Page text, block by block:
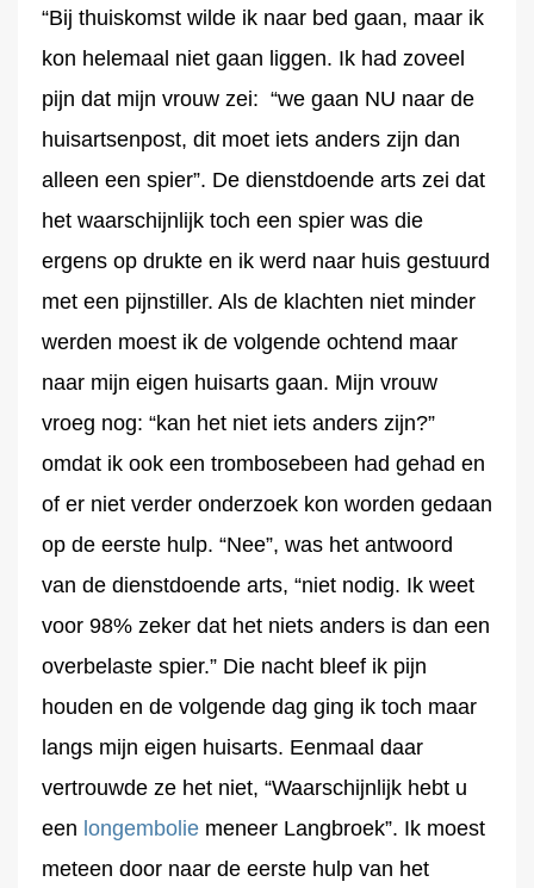
“Bij thuiskomst wilde ik naar bed gaan, maar ik
kon helemaal niet gaan liggen. Ik had zoveel
pijn dat mijn vrouw zei: “we gaan NU naar de
huisartsenpost, dit moet iets anders zijn dan
alleen een spier”. De dienstdoende arts zei dat
het waarschijnlijk toch een spier was die
ergens op drukte en ik werd naar huis gestuurd
met een pijnstiller. Als de klachten niet minder
werden moest ik de volgende ochtend maar
naar mijn eigen huisarts gaan. Mijn vrouw
vroeg nog: “kan het niet iets anders zijn?”
omdat ik ook een trombosebeen had gehad en
of er niet verder onderzoek kon worden gedaan
op de eerste hulp. “Nee”, was het antwoord
van de dienstdoende arts, “niet nodig. Ik weet
voor 98% zeker dat het niets anders is dan een
overbelaste spier.” Die nacht bleef ik pijn
houden en de volgende dag ging ik toch maar
langs mijn eigen huisarts. Eenmaal daar
vertrouwde ze het niet, “Waarschijnlijk hebt u
een longembolie meneer Langbroek”. Ik moest
meteen door naar de eerste hulp van het